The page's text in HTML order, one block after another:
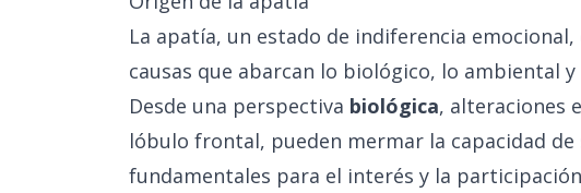
La apatía, un estado de indiferencia
causas que abarcan lo biológico, lo ambiental
Desde una perspectiva biológica, alteraciones
lóbulo frontal, pueden mermar la capacidad
fundamentales para el interés y la